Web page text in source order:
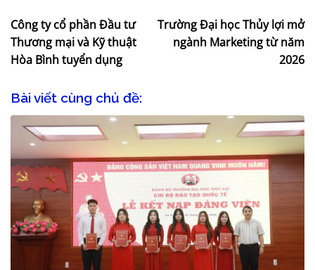
Công ty cổ phần Đầu tư
Thương mại và Kỹ thuật
Hòa Bình tuyển dụng
Trường Đại học Thủy lợi mở
ngành Marketing từ năm
2026
Bài viết cùng chủ đề: